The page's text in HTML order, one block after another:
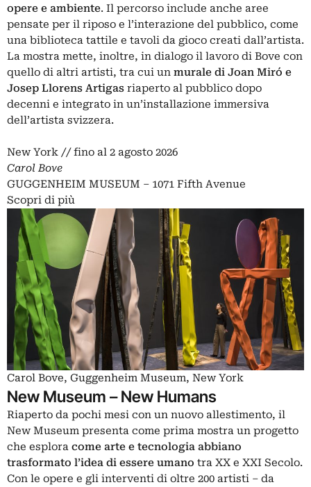
opere e ambiente. Il percorso include anche aree
pensate per il riposo e l’interazione del pubblico, come
una biblioteca tattile e tavoli da gioco creati dall’artista.
La mostra mette, inoltre, in dialogo il lavoro di Bove con
quello di altri artisti, tra cui un murale di Joan Miró e
Josep Llorens Artigas riaperto al pubblico dopo
decenni e integrato in un’installazione immersiva
dell’artista svizzera.
New York // fino al 2 agosto 2026
Carol Bove
GUGGENHEIM MUSEUM – 1071 Fifth Avenue
Scopri di più
Carol Bove, Guggenheim Museum, New York
New Museum – New Humans
Riaperto da pochi mesi con un nuovo allestimento, il
New Museum presenta come prima mostra un progetto
che esplora come arte e tecnologia abbiano
trasformato l’idea di essere umano tra XX e XXI Secolo.
Con le opere e gli interventi di oltre 200 artisti – da